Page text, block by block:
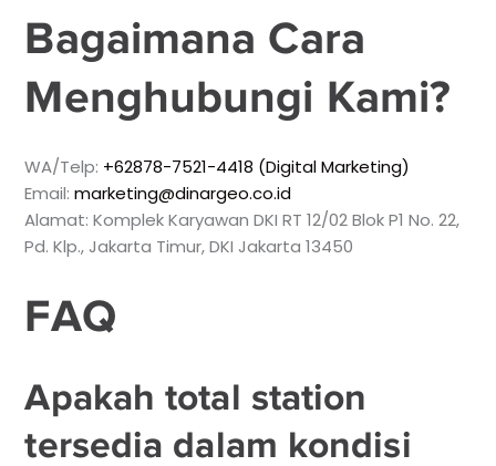
Bagaimana Cara
Menghubungi Kami?
WA/Telp: +62878-7521-4418 (Digital Marketing)
Email:marketing@dinargeo.co.id
Alamat: Komplek Karyawan DKI RT 12/02 Blok P1 No. 22,
Pd. Klp., Jakarta Timur, DKI Jakarta 13450
FAQ
Apakah total station
tersedia dalam kondisi